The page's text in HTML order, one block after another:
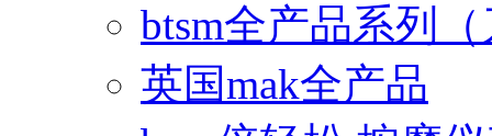
btsm全产品系列
英国mak全产品